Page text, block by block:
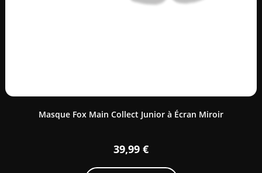
Masque Fox Main Collect Junior à Écran Miroir
39,99 €